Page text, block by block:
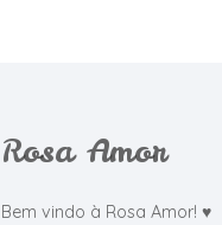
Rosa Amor
Bem vindo à Rosa Amor! ♥